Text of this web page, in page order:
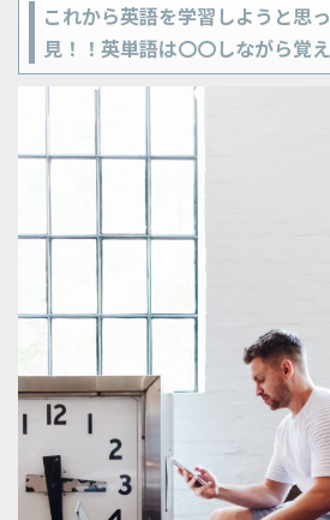
これから英語を学習しようと思
見！！英単語は〇〇しながら覚